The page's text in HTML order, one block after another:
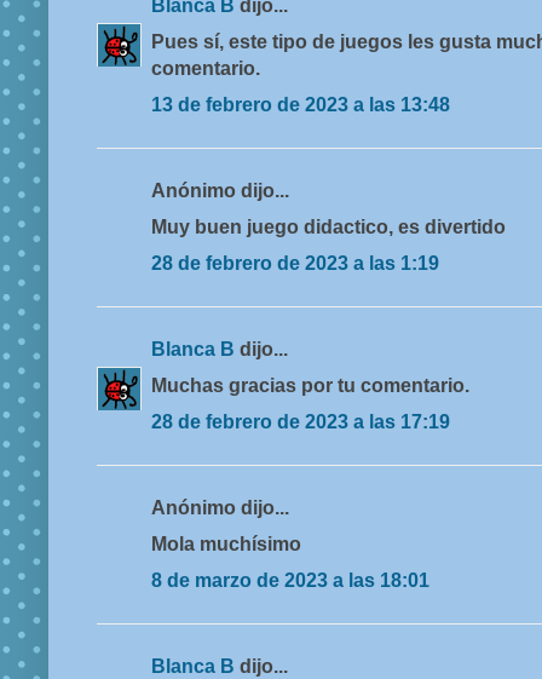
Blanca B dijo...
Pues sí, este tipo de juegos les gusta
comentario.
13 de febrero de 2023 a las 13:48
Anónimo dijo...
Muy buen juego didactico, es divertido
28 de febrero de 2023 a las 1:19
Blanca B dijo...
Muchas gracias por tu comentario.
28 de febrero de 2023 a las 17:19
Anónimo dijo...
Mola muchísimo
8 de marzo de 2023 a las 18:01
Blanca B dijo...